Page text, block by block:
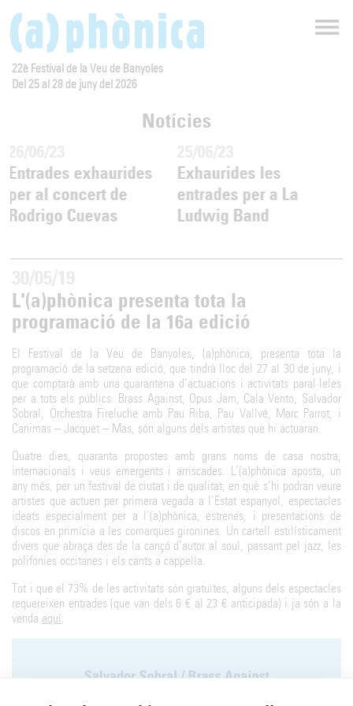
22è Festival de la Veu de Banyoles
Del 25 al 28 de juny del 2026
Notícies
Entrades exhaurides
per al concert de
Rodrigo Cuevas
Exhaurides les
entrades per a La
Ludwig Band
L'(a)phònica presenta tota la
programació de la 16a edició
El Festival de la Veu de Banyoles, (a)phònica, presenta tota la
programació de la setzena edició, que tindrà lloc del 27 al 30 de juny, i
que comptarà amb una quarantena d’actuacions i activitats paral·leles
per a tots els públics. Brass Against, Opus Jam, Cala Vento, Salvador
Sobral, Orchestra Fireluche amb Pau Riba, Pau Vallvé, Marc Parrot, i
Canimas – Jacquet – Mas, són alguns dels artistes que hi actuaran.
Quatre dies, quaranta propostes amb grans noms de casa nostra,
internacionals i veus emergents i arriscades. L’(a)phònica aposta, un
any més, per un festival de ciutat i de qualitat, en què s’hi podran veure
artistes que actuen per primera vegada a l’Estat espanyol, espectacles
ideats especialment per a l’(a)phònica, estrenes, i presentacions de
discos en primícia a les comarques gironines. Un cartell estilísticament
divers que abraça des de la cançó d’autor al soul, passant pel jazz, les
polifonies occitanes i els cants a cappella.
Tot i que el 73% de les activitats són gratuïtes, alguns dels espectacles
requereixen entrades (que van dels 6 € al 23 € anticipada) i ja són a la
venda aquí.